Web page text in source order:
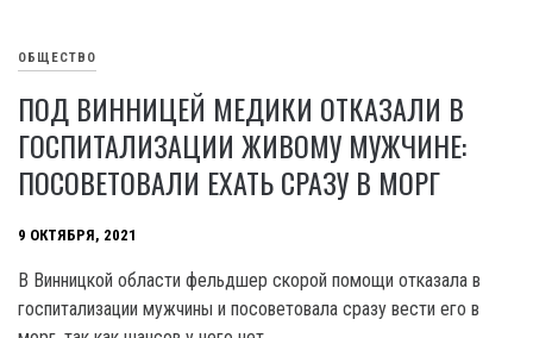
ОБЩЕСТВО
ПОД ВИННИЦЕЙ МЕДИКИ ОТКАЗАЛИ В
ГОСПИТАЛИЗАЦИИ ЖИВОМУ МУЖЧИНЕ:
ПОСОВЕТОВАЛИ ЕХАТЬ СРАЗУ В МОРГ
9 ОКТЯБРЯ, 2021
В Винницкой области фельдшер скорой помощи отказала в
госпитализации мужчины и посоветовала сразу вести его в